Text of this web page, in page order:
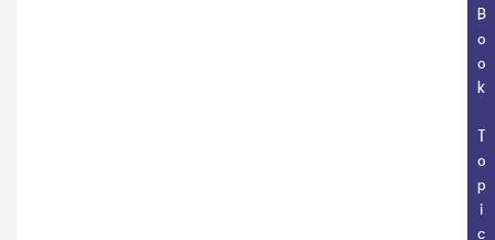
Book Topic